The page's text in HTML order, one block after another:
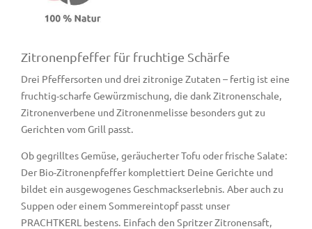
Zitronenpfeffer für fruchtige Schärfe
Drei Pfeffersorten und drei zitronige Zutaten – fertig ist eine
fruchtig-scharfe Gewürzmischung, die dank Zitronenschale,
Zitronenverbene und Zitronenmelisse besonders gut zu
Gerichten vom Grill passt.
Ob gegrilltes Gemüse, geräucherter Tofu oder frische Salate:
Der Bio-Zitronenpfeffer komplettiert Deine Gerichte und
bildet ein ausgewogenes Geschmackserlebnis. Aber auch zu
Suppen oder einem Sommereintopf passt unser
PRACHTKERL bestens. Einfach den Spritzer Zitronensaft,